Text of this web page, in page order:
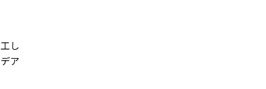
し
ア